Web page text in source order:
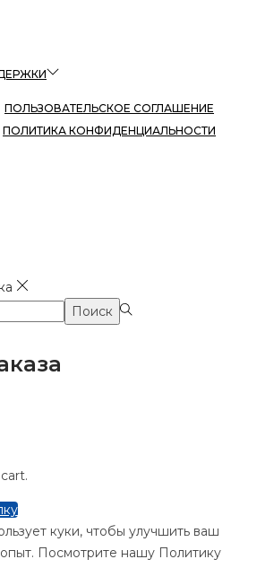
ПОЛЬЗОВАТЕЛЬСКОЕ СОГЛАШЕНИЕ
ПОЛИТИКА КОНФИДЕНЦИАЛЬНОСТИ
Поиск
куки, чтобы улучшить ваш
опыт. Посмотрите нашу Политику